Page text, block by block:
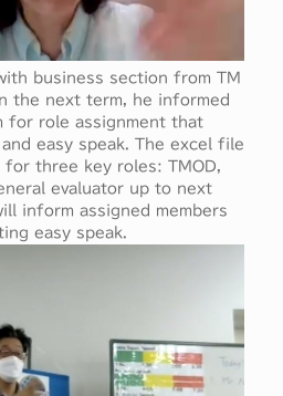
business section from TM
the next term, he informed
for role assignment that
easy speak. The excel file
three key roles: TMOD,
evaluator up to next
inform assigned members
easy speak.